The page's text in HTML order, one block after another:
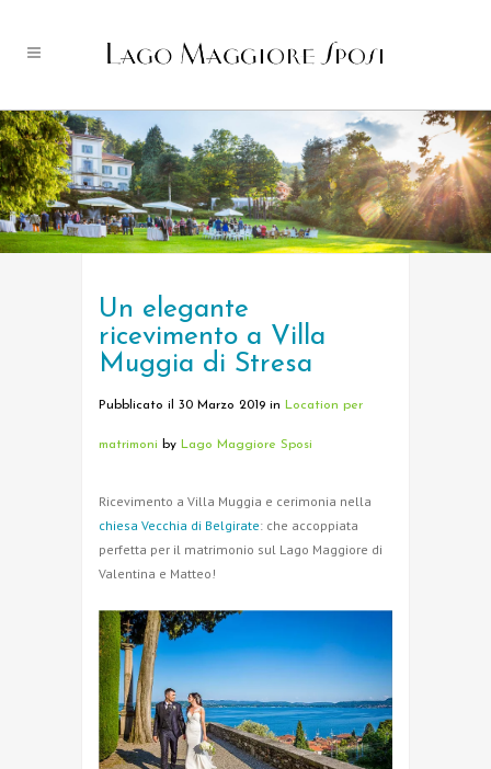
Un elegante
ricevimento a Villa
Muggia di Stresa
Pubblicato il 30 Marzo 2019 in Location per
matrimoni by Lago Maggiore Sposi
Ricevimento a Villa Muggia e cerimonia nella
chiesa Vecchia di Belgirate: che accoppiata
perfetta per il matrimonio sul Lago Maggiore di
Valentina e Matteo!